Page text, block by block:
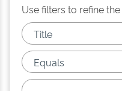
Use filters to refine